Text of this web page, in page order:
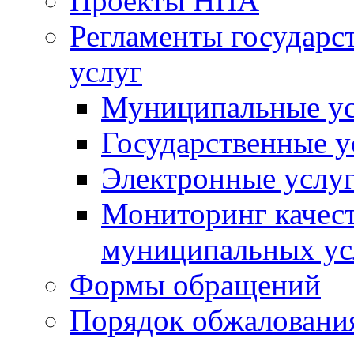
Регламенты
услуг
Муниципальные
Государственные
Электронные
Мониторинг
муниципальных
Формы обращений
Порядок